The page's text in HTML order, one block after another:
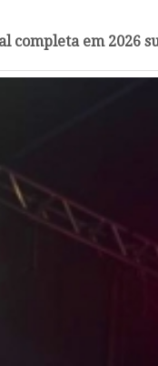
completa em 2026